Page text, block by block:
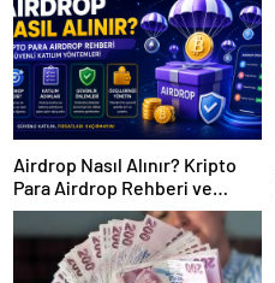
Airdrop Nasıl Alınır? Kripto
Para Airdrop Rehberi ve
Güvenli Katılım Yöntemleri